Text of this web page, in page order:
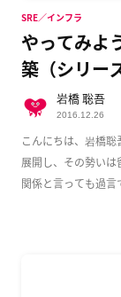
やってみよ
築（シリー
こんにちは、岩橋
展開し、その勢い
関係と言っても過
SRE／インフラ
岩橋 聡吾
2016.12.26